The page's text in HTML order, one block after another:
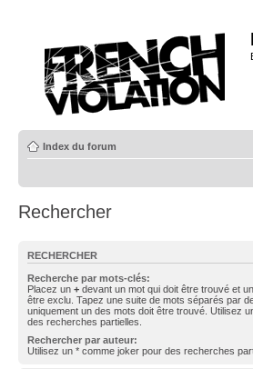
Index du forum
Rechercher
RECHERCHER
Recherche par mots-clés:
Placez un + devant un mot qui doit être trouvé et un
être exclu. Tapez une suite de mots séparés par
uniquement un des mots doit être trouvé. Utilisez
des recherches partielles.
Rechercher par auteur:
Utilisez un * comme joker pour des recherches